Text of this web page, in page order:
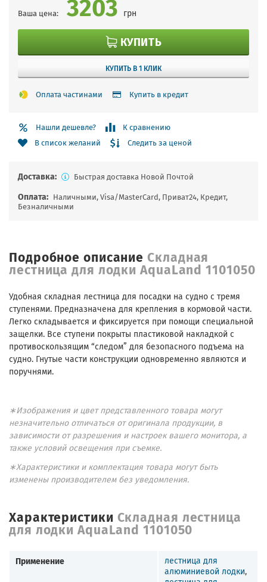
Ваша цена: грн
КУПИТЬ
КУПИТЬ В 1 КЛИК
Оплата частинами Купить в кредит
Нашли дешевле?
К сравнению
В список желаний
Следить за ценой
Доставка: Быстрая доставка Новой Почтой
Оплата: Наличными, Visa/MasterCard, Приват24, Кредит,
Безналичными
Подробное описаниеСкладная
лестница для лодки AquaLand 1101050
Удобная складная лестница для посадки на судно с тремя
ступенями. Предназначена для крепления в кормовой части.
Легко складывается и фиксируется при помощи специальной
защелки. Все ступени покрыты пластиковой накладкой с
противоскользящим “следом” для безопасного подъема на
судно. Гнутые части конструкции одновременно являются и
поручнями.
∗Изображения и цвет представленного товара могут
незначительно отличаться от оригинала продукции, в
зависимости от разрешения и настроек вашего монитора, а
также условий освещения при съемке.
∗Характеристики и комплектация товара могут быть
изменены производителем без уведомления.
Характеристики Складная лестница
для лодки AquaLand 1101050
Применение
лестница для
алюминиевой лодки,